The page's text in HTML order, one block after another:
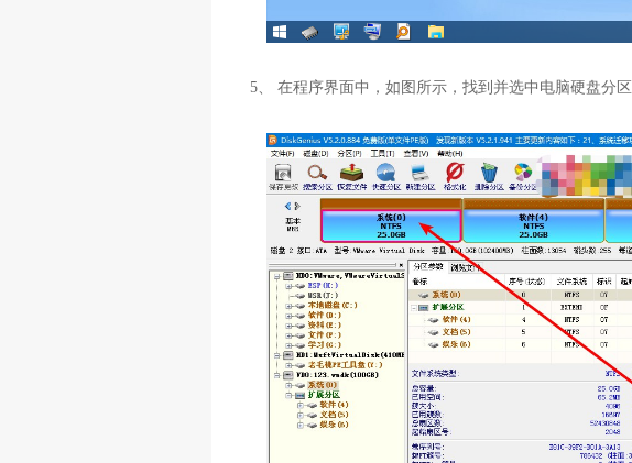
5、 在程序界面中，如图所示，找到并选中电脑硬盘分区